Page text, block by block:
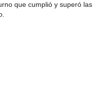
que cumplió y superó las